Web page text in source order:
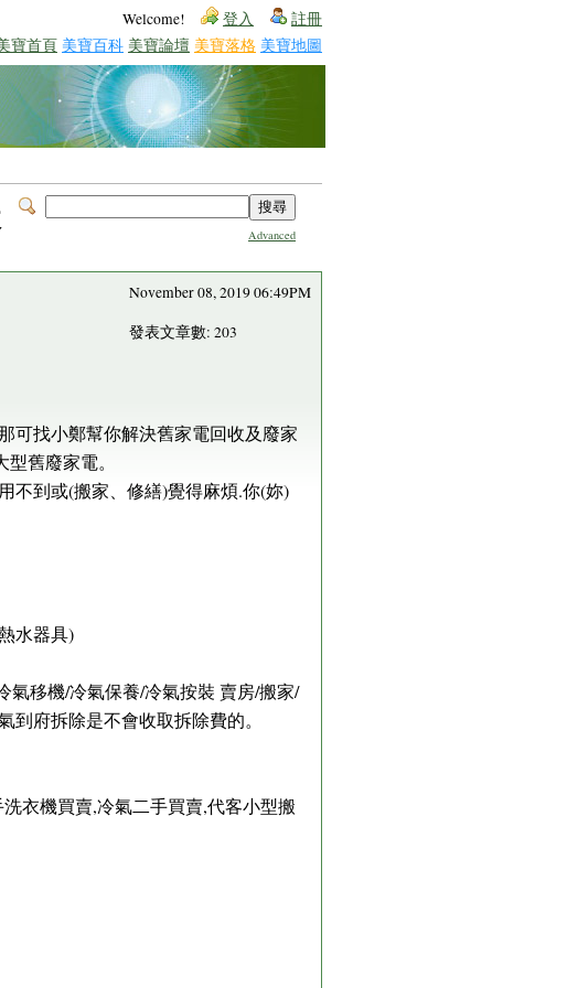
Welcome! 登入 註冊
寶首頁 美寶百科 美寶論壇 美寶落格 美寶地圖
Advanced
November 08, 2019 06:49PM
發表文章數: 203
可找小鄭幫你解決舊家電回收及廢家
舊廢家電。
不到或(搬家、修繕)覺得麻煩.你(妳)
水器具)
移機/冷氣保養/冷氣按裝 賣房/搬家/
府拆除是不會收取拆除費的。
衣機買賣,冷氣二手買賣,代客小型搬